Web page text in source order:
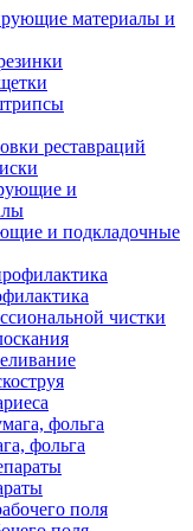
материалы и
реставраций
и подкладочные
чистки
фольга